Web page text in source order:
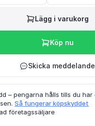
Lägg i varukorg
Köp nu
Skicka meddelande
– pengarna hålls tills du har
Så fungerar köpskyddet
företagssäljare